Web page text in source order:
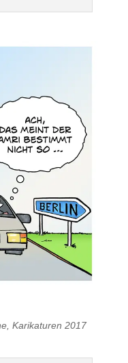
, Karikaturen 2017